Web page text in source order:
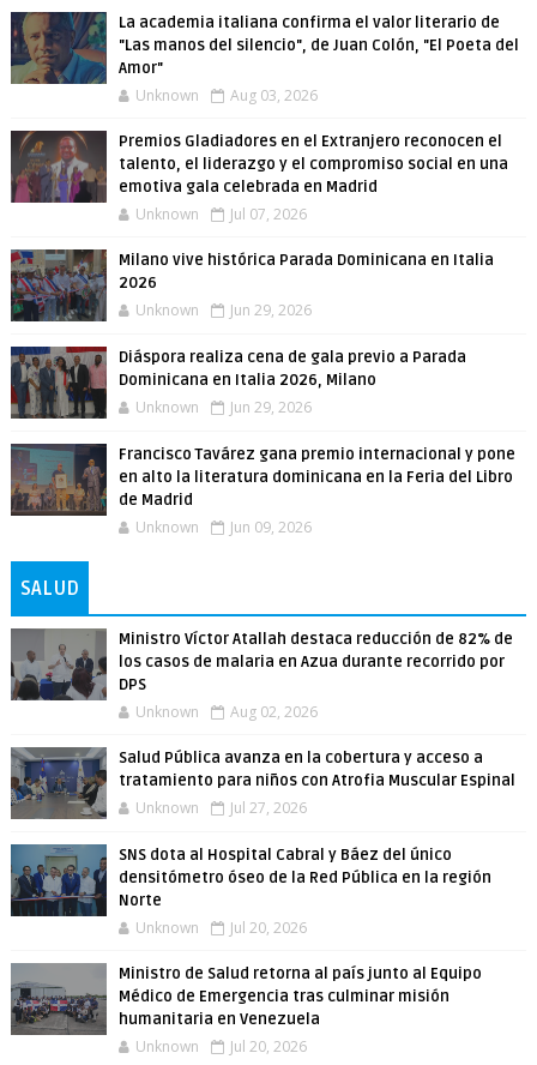
La academia italiana confirma el valor literario de
"Las manos del silencio", de Juan Colón, "El Poeta del
Amor"
Unknown Aug 03, 2026
Premios Gladiadores en el Extranjero reconocen el
talento, el liderazgo y el compromiso social en una
emotiva gala celebrada en Madrid
Unknown Jul 07, 2026
Milano vive histórica Parada Dominicana en Italia
2026
Unknown Jun 29, 2026
Diáspora realiza cena de gala previo a Parada
Dominicana en Italia 2026, Milano
Unknown Jun 29, 2026
Francisco Tavárez gana premio internacional y pone
en alto la literatura dominicana en la Feria del Libro
de Madrid
Unknown Jun 09, 2026
SALUD
Ministro Víctor Atallah destaca reducción de 82% de
los casos de malaria en Azua durante recorrido por
DPS
Unknown Aug 02, 2026
Salud Pública avanza en la cobertura y acceso a
tratamiento para niños con Atrofia Muscular Espinal
Unknown Jul 27, 2026
SNS dota al Hospital Cabral y Báez del único
densitómetro óseo de la Red Pública en la región
Norte
Unknown Jul 20, 2026
Ministro de Salud retorna al país junto al Equipo
Médico de Emergencia tras culminar misión
humanitaria en Venezuela
Unknown Jul 20, 2026